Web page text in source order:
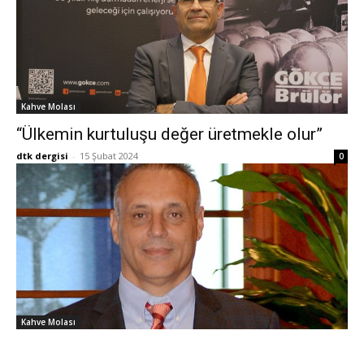
Kahve Molası
“Ülkemin kurtuluşu değer üretmekle olur”
dtk dergisi - 15 Şubat 2024 0
Kahve Molası